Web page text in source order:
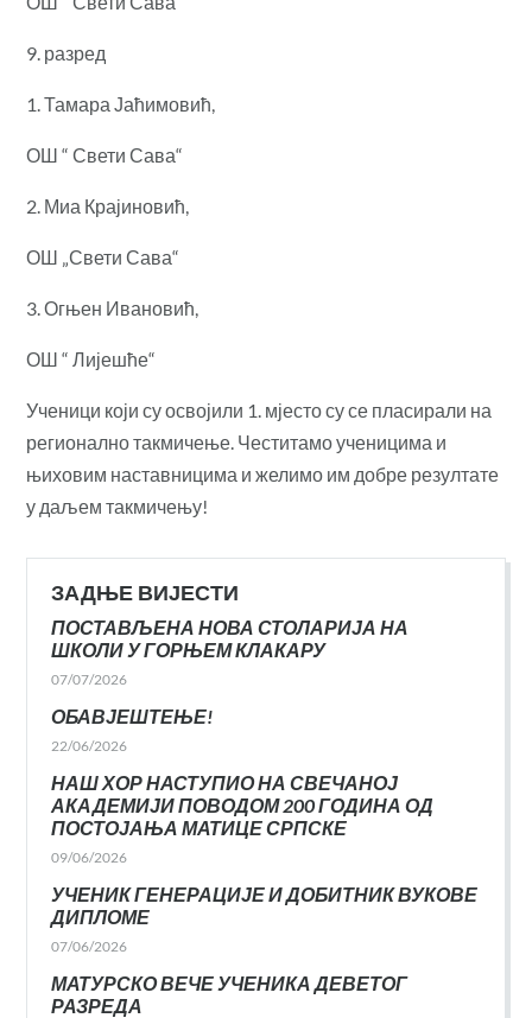
9. разред
1. Тамара Јаћимовић,
ОШ “ Свети Сава“
2. Миа Крајиновић,
ОШ „Свети Сава“
3. Огњен Ивановић,
ОШ “ Лијешће“
Ученици који су освојили 1. мјесто су се пласирали на
регионално такмичење. Честитамо ученицима и
њиховим наставницима и желимо им добре резултате
у даљем такмичењу!
ЗАДЊЕ ВИЈЕСТИ
ПОСТАВЉЕНА НОВА СТОЛАРИЈА НА
ШКОЛИ У ГОРЊЕМ КЛАКАРУ
07/07/2026
ОБАВЈЕШТЕЊЕ!
22/06/2026
НАШ ХОР НАСТУПИО НА СВЕЧАНОЈ
АКАДЕМИЈИ ПОВОДОМ 200 ГОДИНА ОД
ПОСТОЈАЊА МАТИЦЕ СРПСКЕ
09/06/2026
УЧЕНИК ГЕНЕРАЦИЈЕ И ДОБИТНИК ВУКОВЕ
ДИПЛОМЕ
07/06/2026
МАТУРСКО ВЕЧЕ УЧЕНИКА ДЕВЕТОГ
РАЗРЕДА